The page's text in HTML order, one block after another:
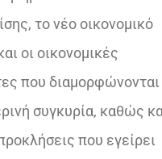
το νέο οικονομικό
οι οικονομικές
που διαμορφώνονται
συγκυρία, καθώς
που εγείρει